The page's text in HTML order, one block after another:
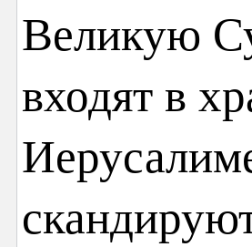
Великую
входят в